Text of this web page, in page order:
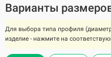
Варианты
Для выбора типа профиля
изделие - нажмите на